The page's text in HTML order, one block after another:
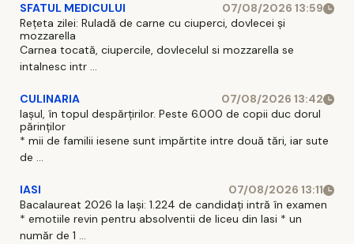
SFATUL MEDICULUI
07/08/2026 13:59
Rețeta zilei: Ruladă de carne cu ciuperci, dovlecei și
mozzarella
Carnea tocată, ciupercile, dovlecelul si mozzarella se
intalnesc intr ...
CULINARIA
07/08/2026 13:42
Iașul, în topul despărțirilor. Peste 6.000 de copii duc dorul
părinților
* mii de familii iesene sunt impărtite intre două tări, iar sute
de ...
IASI
07/08/2026 13:11
Bacalaureat 2026 la Iași: 1.224 de candidați intră în examen
* emotiile revin pentru absolventii de liceu din Iasi * un
număr de 1 ...